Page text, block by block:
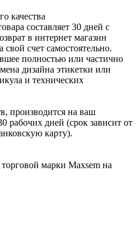
качества
составляет 30 дней с
в интернет магазин
свой счет самостоятельно.
полностью или частично
дизайна этикетки или
и технических
производится на ваш
рабочих дней (срок зависит от
карту).
марки Maxsem на